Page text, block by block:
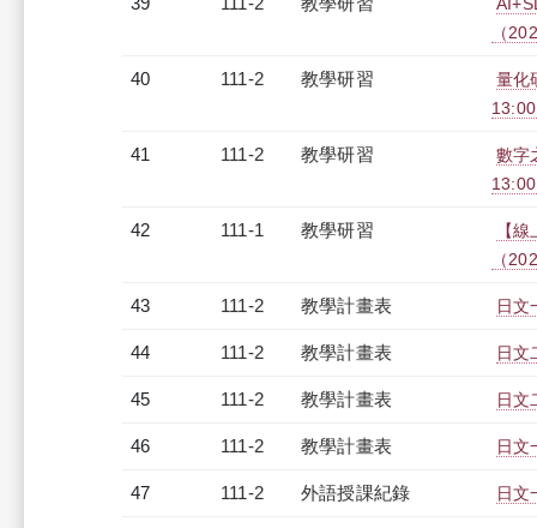
（
40 111-2 教學研習
量化
41 111-2 教學研習
數字
42 111-1 教學研習
【
（
43 111-2 教學計畫表 日文
44 111-2 教學計畫表 日文
45 111-2 教學計畫表 日文
46 111-2 教學計畫表 日文
47 111-2 外語授課紀錄 日文